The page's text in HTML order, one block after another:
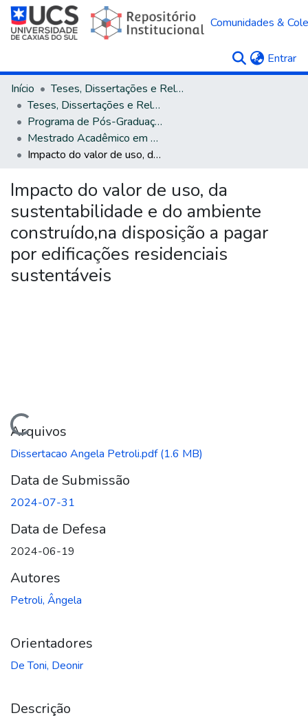
Comunidades &
Entrar
Início
Teses, Dissertações e Relatórios
Teses, Dissertações e Relatórios defendidos na UCS
Programa de Pós-Graduação em Administração
Mestrado Acadêmico em Administração
Impacto do valor de uso, da sustentabilidade e do ambiente construído,na disposição a pagar por edificações residenciais sustentáveis
Impacto do valor de uso, da
sustentabilidade e do ambiente
construído,na disposição a pagar
por edificações residenciais
sustentáveis
Arquivos
Dissertacao Angela Petroli.pdf(1.6 MB)
Data de Submissão
2024-07-31
Data de Defesa
2024-06-19
Autores
Petroli, Ângela
Orientadores
De Toni, Deonir
Descrição